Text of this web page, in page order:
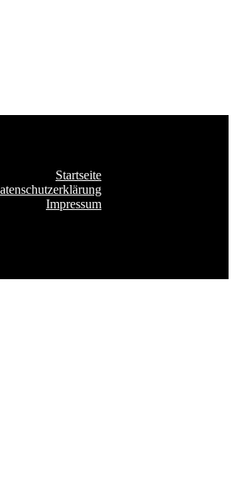
Startseite
Impressum